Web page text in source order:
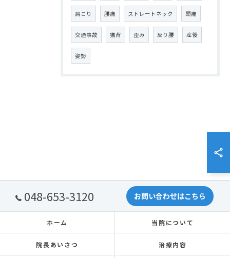
肩こり 腰痛 ストレートネック 頭痛
交通事故 猫背 歪み 反り腰 産後
姿勢
048-653-3120 お問い合わせはこちら
ホーム 当院について
院長あいさつ 治療内容